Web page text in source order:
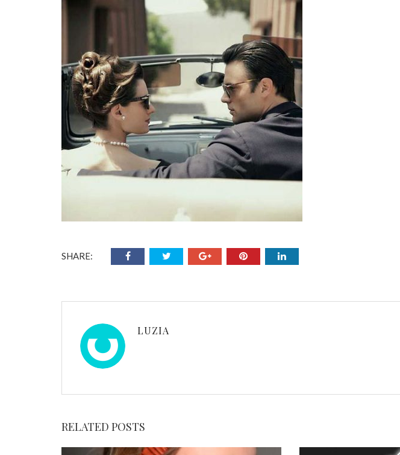
SHARE:
LUZIA
RELATED POSTS